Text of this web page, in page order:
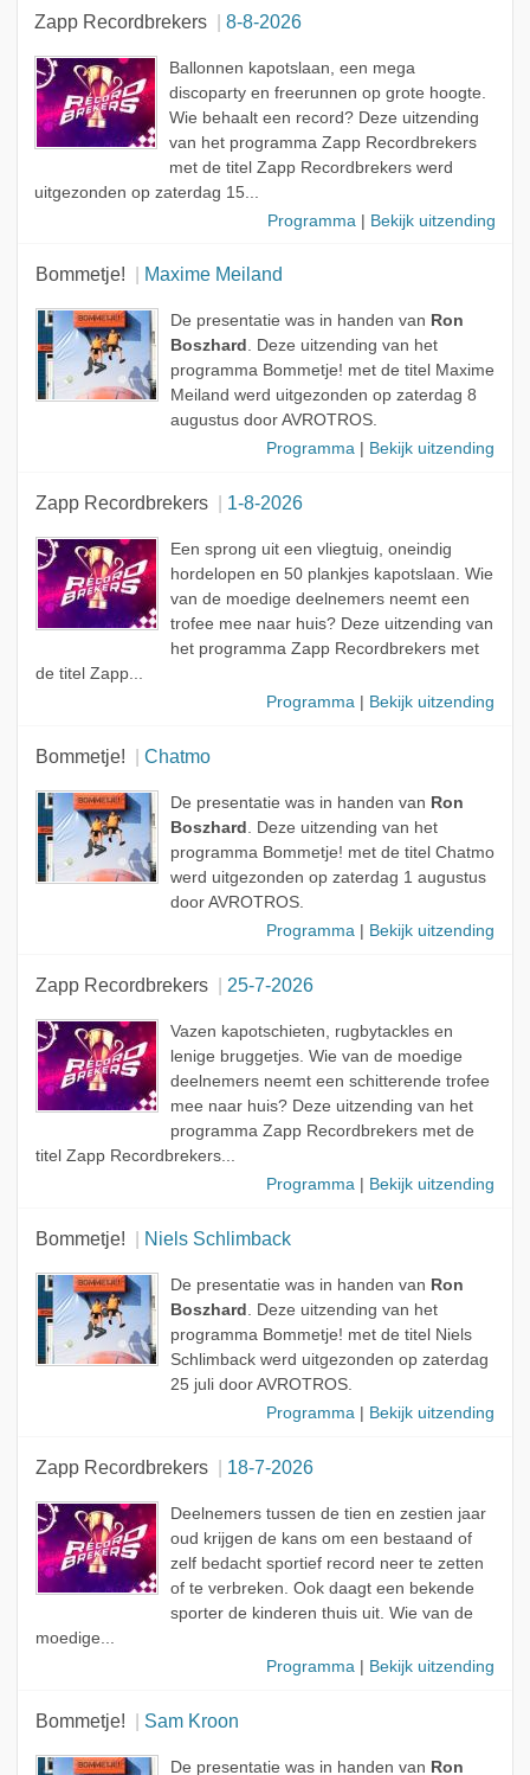
Geen rol
Presentator
Gast
Acteur
Onderwerp
Zapp Recordbrekers 8-8-2026
Ballonnen kapotslaan, een mega
discoparty en freerunnen op grote hoogte.
Wie behaalt een record? Deze uitzending
van het programma Zapp Recordbrekers
met de titel Zapp Recordbrekers werd
uitgezonden op zaterdag 15...
Programma
Bekijk uitzending
Bommetje! Maxime Meiland
De presentatie was in handen van Ron
Boszhard . Deze uitzending van het
programma Bommetje! met de titel Maxime
Meiland werd uitgezonden op zaterdag 8
augustus door AVROTROS.
Programma
Bekijk uitzending
Zapp Recordbrekers 1-8-2026
Een sprong uit een vliegtuig, oneindig
hordelopen en 50 plankjes kapotslaan. Wie
van de moedige deelnemers neemt een
trofee mee naar huis? Deze uitzending van
het programma Zapp Recordbrekers met
de titel Zapp...
Programma
Bekijk uitzending
Bommetje! Chatmo
De presentatie was in handen van Ron
Boszhard . Deze uitzending van het
programma Bommetje! met de titel Chatmo
werd uitgezonden op zaterdag 1 augustus
door AVROTROS.
Programma
Bekijk uitzending
Zapp Recordbrekers 25-7-2026
Vazen kapotschieten, rugbytackles en
lenige bruggetjes. Wie van de moedige
deelnemers neemt een schitterende trofee
mee naar huis? Deze uitzending van het
programma Zapp Recordbrekers met de
titel Zapp Recordbrekers...
Programma
Bekijk uitzending
Bommetje! Niels Schlimback
De presentatie was in handen van Ron
Boszhard . Deze uitzending van het
programma Bommetje! met de titel Niels
Schlimback werd uitgezonden op zaterdag
25 juli door AVROTROS.
Programma
Bekijk uitzending
Zapp Recordbrekers 18-7-2026
Deelnemers tussen de tien en zestien jaar
oud krijgen de kans om een bestaand of
zelf bedacht sportief record neer te zetten
of te verbreken. Ook daagt een bekende
sporter de kinderen thuis uit. Wie van de
moedige...
Programma
Bekijk uitzending
Bommetje! Sam Kroon
De presentatie was in handen van Ron